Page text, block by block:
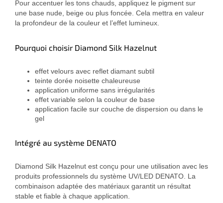
Pour accentuer les tons chauds, appliquez le pigment sur
une base nude, beige ou plus foncée. Cela mettra en valeur
la profondeur de la couleur et l’effet lumineux.
Pourquoi choisir Diamond Silk Hazelnut
effet velours avec reflet diamant subtil
teinte dorée noisette chaleureuse
application uniforme sans irrégularités
effet variable selon la couleur de base
application facile sur couche de dispersion ou dans le
gel
Intégré au système DENATO
Diamond Silk Hazelnut est conçu pour une utilisation avec les
produits professionnels du système UV/LED DENATO. La
combinaison adaptée des matériaux garantit un résultat
stable et fiable à chaque application.